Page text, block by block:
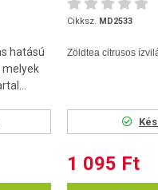
hatású
melyek
Cikksz. MD2533
Zöldtea citrusos
1 095 Ft